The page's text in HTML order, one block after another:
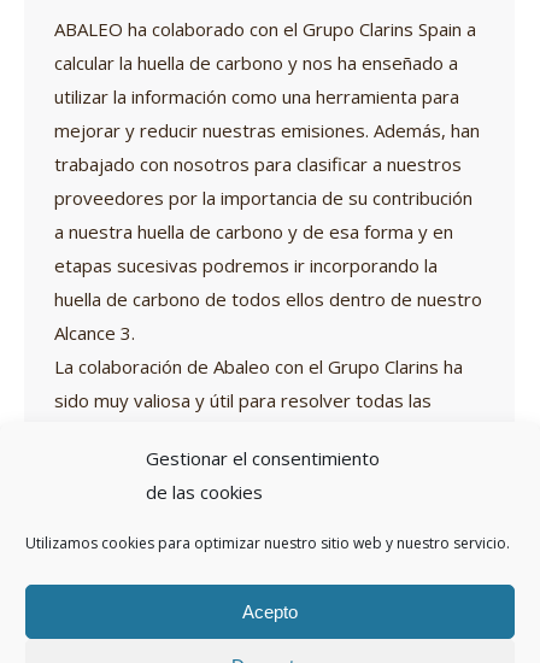
Gestionar el consentimiento
de las cookies
Utilizamos cookies para optimizar nuestro sitio web y nuestro servicio.
Acepto
ABALEO ha colaborado con el Grupo Clarins Spain a
calcular la huella de carbono y nos ha enseñado a
utilizar la información como una herramienta para
mejorar y reducir nuestras emisiones. Además, han
trabajado con nosotros para clasificar a nuestros
proveedores por la importancia de su contribución
a nuestra huella de carbono y de esa forma y en
etapas sucesivas podremos ir incorporando la
huella de carbono de todos ellos dentro de nuestro
Alcance 3.
La colaboración de Abaleo con el Grupo Clarins ha
sido muy valiosa y útil para resolver todas las
Raúl Velarde
Sostenible de Clarins Spain